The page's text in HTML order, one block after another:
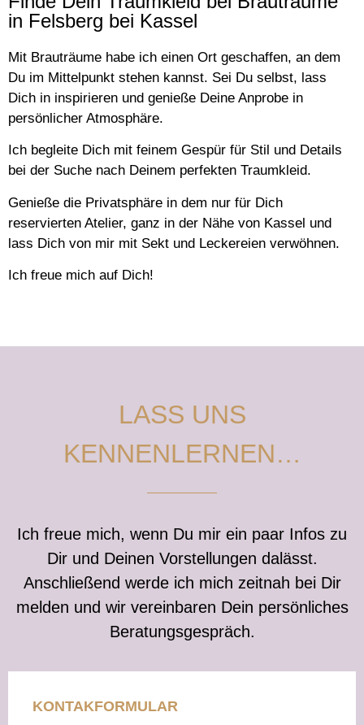
in Felsberg bei Kassel
Mit Brauträume habe ich einen Ort geschaffen, an dem
Du im Mittelpunkt stehen kannst. Sei Du selbst, lass
Dich in inspirieren und genieße Deine Anprobe in
persönlicher Atmosphäre.
Ich begleite Dich mit feinem Gespür für Stil und Details
bei der Suche nach Deinem perfekten Traumkleid.
Genieße die Privatsphäre in dem nur für Dich
reservierten Atelier, ganz in der Nähe von Kassel und
lass Dich von mir mit Sekt und Leckereien verwöhnen.
Ich freue mich auf Dich!
LASS UNS
KENNENLERNEN…
Ich freue mich, wenn Du mir ein paar Infos zu
Dir und Deinen Vorstellungen dalässt.
Anschließend werde ich mich zeitnah bei Dir
melden und wir vereinbaren Dein persönliches
Beratungsgespräch.
KONTAKFORMULAR